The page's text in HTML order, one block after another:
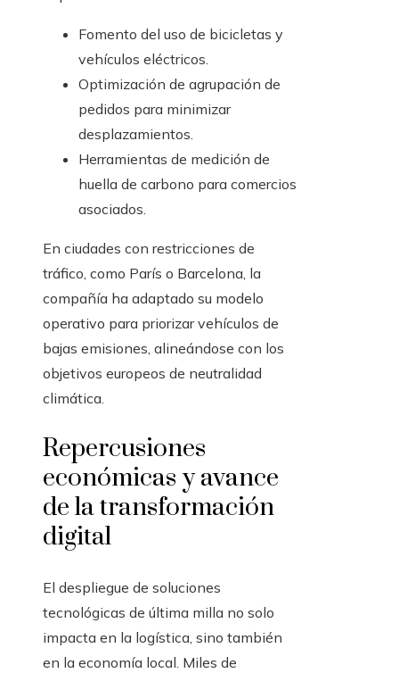
Fomento del uso de bicicletas y
vehículos eléctricos.
Optimización de agrupación de
pedidos para minimizar
desplazamientos.
Herramientas de medición de
huella de carbono para comercios
asociados.
En ciudades con restricciones de
tráfico, como París o Barcelona, la
compañía ha adaptado su modelo
operativo para priorizar vehículos de
bajas emisiones, alineándose con los
objetivos europeos de neutralidad
climática.
Repercusiones
económicas y avance
de la transformación
digital
El despliegue de soluciones
tecnológicas de última milla no solo
impacta en la logística, sino también
en la economía local. Miles de